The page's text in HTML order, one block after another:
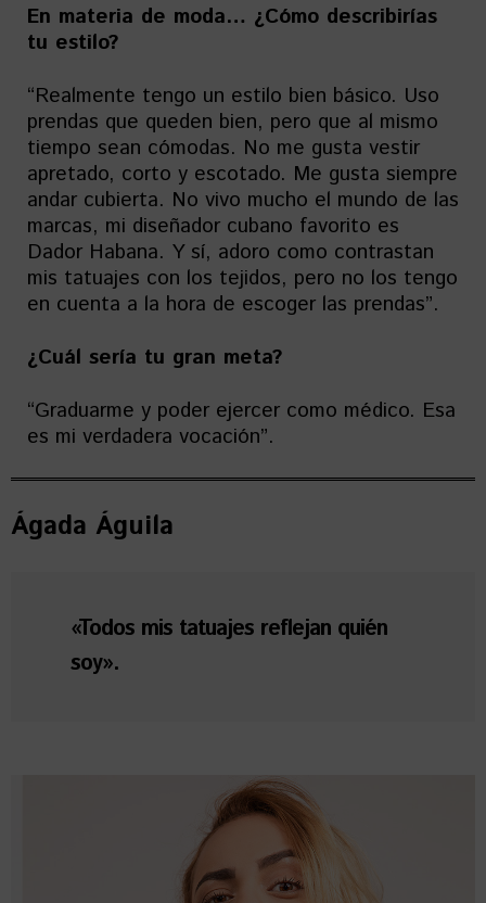
En materia de moda… ¿Cómo describirías
tu estilo?
“Realmente tengo un estilo bien básico. Uso
prendas que queden bien, pero que al mismo
tiempo sean cómodas. No me gusta vestir
apretado, corto y escotado. Me gusta siempre
andar cubierta. No vivo mucho el mundo de las
marcas, mi diseñador cubano favorito es
Dador Habana. Y sí, adoro como contrastan
mis tatuajes con los tejidos, pero no los tengo
en cuenta a la hora de escoger las prendas”.
¿Cuál sería tu gran meta?
“Graduarme y poder ejercer como médico. Esa
es mi verdadera vocación”.
Ágada Águila
«Todos mis tatuajes reflejan quién
soy».